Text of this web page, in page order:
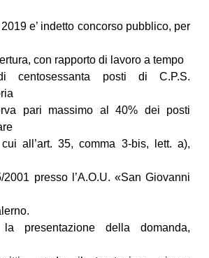
e’ indetto concorso pubblico, per
con rapporto di lavoro a tempo
centosessanta posti di C.P.S.
pari massimo al 40% dei posti
all’art. 35, comma 3-bis, lett. a),
2001 presso l’A.O.U. «San Giovanni
presentazione della domanda,